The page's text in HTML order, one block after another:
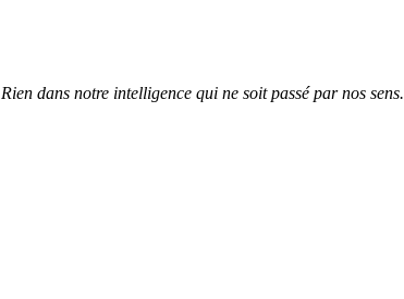
Rien dans notre intelligence qui ne soit passé par nos sens.